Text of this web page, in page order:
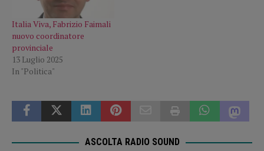
Italia Viva, Fabrizio Faimali
nuovo coordinatore
provinciale
13 Luglio 2025
In "Politica"
ASCOLTA RADIO SOUND